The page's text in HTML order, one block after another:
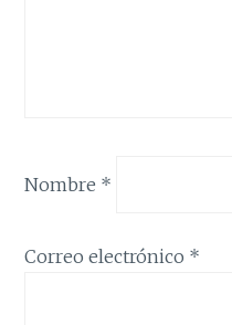
Nombre *
Correo electrónico *